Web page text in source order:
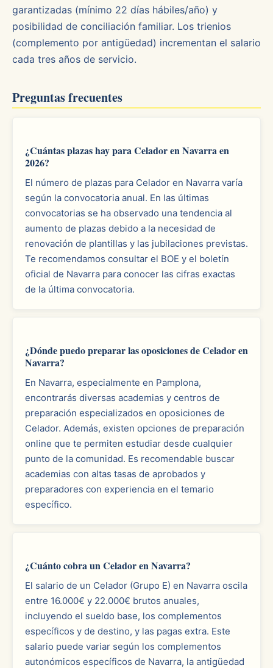
garantizadas (mínimo 22 días hábiles/año) y
posibilidad de conciliación familiar. Los trienios
(complemento por antigüedad) incrementan el salario
cada tres años de servicio.
Preguntas frecuentes
¿Cuántas plazas hay para Celador en Navarra en
2026?
El número de plazas para Celador en Navarra varía
según la convocatoria anual. En las últimas
convocatorias se ha observado una tendencia al
aumento de plazas debido a la necesidad de
renovación de plantillas y las jubilaciones previstas.
Te recomendamos consultar el BOE y el boletín
oficial de Navarra para conocer las cifras exactas
de la última convocatoria.
¿Dónde puedo preparar las oposiciones de Celador en
Navarra?
En Navarra, especialmente en Pamplona,
encontrarás diversas academias y centros de
preparación especializados en oposiciones de
Celador. Además, existen opciones de preparación
online que te permiten estudiar desde cualquier
punto de la comunidad. Es recomendable buscar
academias con altas tasas de aprobados y
preparadores con experiencia en el temario
específico.
¿Cuánto cobra un Celador en Navarra?
El salario de un Celador (Grupo E) en Navarra oscila
entre 16.000€ y 22.000€ brutos anuales,
incluyendo el sueldo base, los complementos
específicos y de destino, y las pagas extra. Este
salario puede variar según los complementos
autonómicos específicos de Navarra, la antigüedad